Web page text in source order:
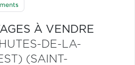
À VENDRE
DE-LA-
(SAINT-